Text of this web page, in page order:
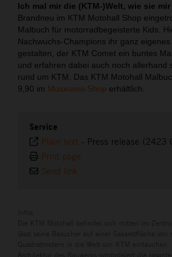
Ich mal mir die (KTM-)Welt, wie sie
Brandneu im KTM Motohall Shop
Malbuch für motorradbegeisterte Kids.
Nachwuchs-Champions ihr ganz
gestalten, der KTM Comet ein buntes
und erfahren dabei auch noch allerhand
rund um KTM. Das KTM Motohall
9,90 im Museums-Shop erhältlich.
Service
Plain text - Press release (2423
Print page
Send link